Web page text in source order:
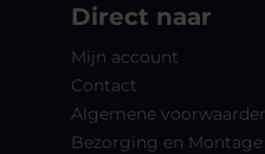
Direct naar
Mijn account
Contact
Algemene
Bezorging en Montage